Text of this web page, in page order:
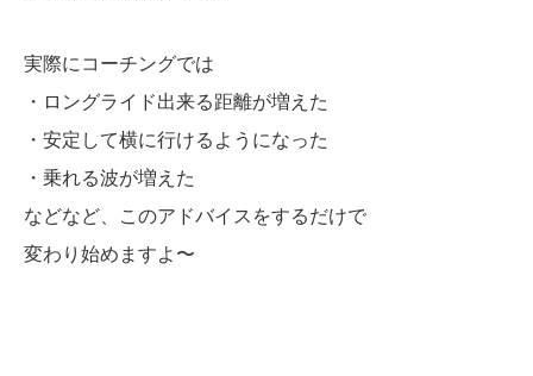
実際にコーチングでは
・ロングライド出来る距離が増えた
・安定して横に行けるようになった
・乗れる波が増えた
などなど、このアドバイスをするだけで
変わり始めますよ〜